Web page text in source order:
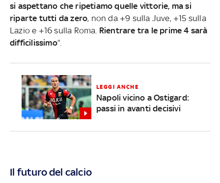
si aspettano che ripetiamo quelle vittorie, ma si
riparte tutti da zero, non da +9 sulla Juve, +15 sulla
Lazio e +16 sulla Roma. Rientrare tra le prime 4 sarà
difficilissimo”.
LEGGI ANCHE
Napoli vicino a Ostigard:
passi in avanti decisivi
Il futuro del calcio